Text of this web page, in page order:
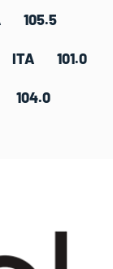
105.5
ITA 101.0
104.0